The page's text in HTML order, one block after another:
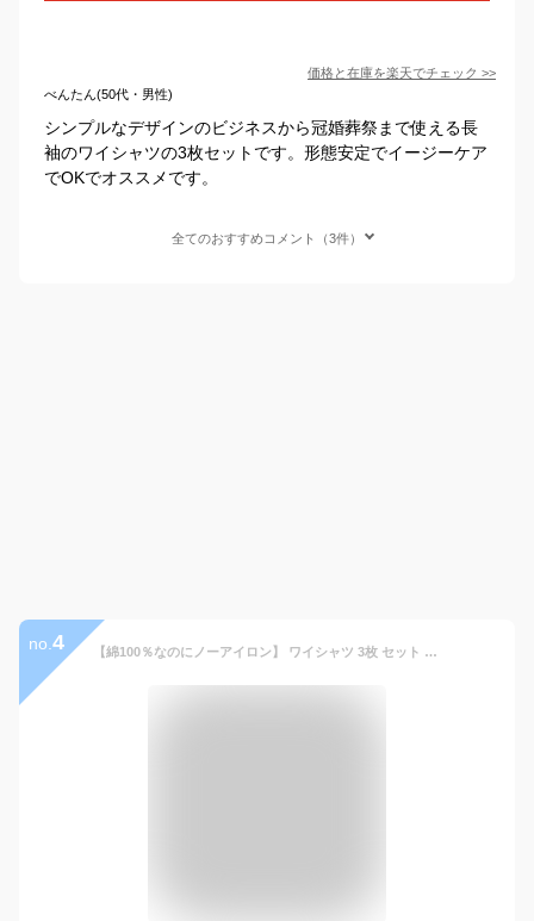
価格と在庫を楽天でチェック >>
べんたん(50代・男性)
シンプルなデザインのビジネスから冠婚葬祭まで使える長
袖のワイシャツの3枚セットです。形態安定でイージーケア
でOKでオススメです。
全てのおすすめコメント（3件）
no. 4 【綿100％なのにノーアイロン】 ワイシャツ 3枚 セット 綿100% ノーアイロン メンズ ワイシャツ長袖 超形態安定 標準体 長袖ワイシャツ 形状記憶 形状安定 ノンアイロン 白 青 ホワイト カッターシャツ ビジネス 結婚式 仕事 おしゃれ 無地 男性 yシャツ 【洗濯後返品OK】